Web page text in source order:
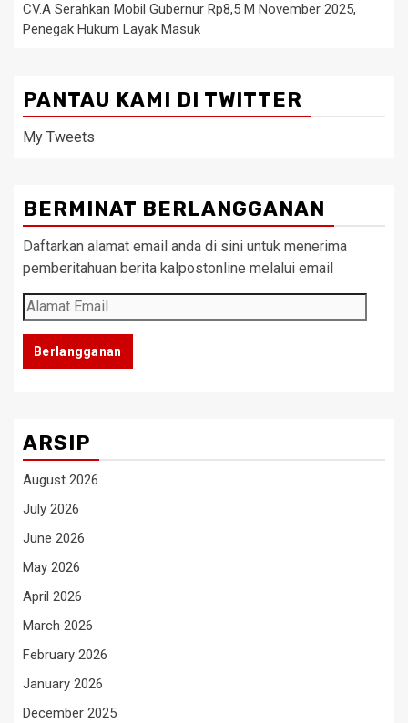
CV.A Serahkan Mobil Gubernur Rp8,5 M November 2025,
Penegak Hukum Layak Masuk
PANTAU KAMI DI TWITTER
My Tweets
BERMINAT BERLANGGANAN
Daftarkan alamat email anda di sini untuk menerima
pemberitahuan berita kalpostonline melalui email
Alamat
Email
Berlangganan
ARSIP
August 2026
July 2026
June 2026
May 2026
April 2026
March 2026
February 2026
January 2026
December 2025